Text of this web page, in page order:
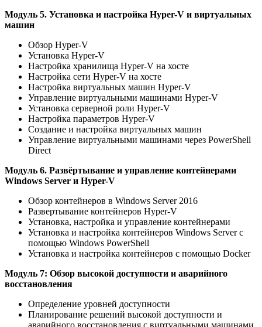
Модуль 5. Установка и настройка Hyper-V и виртуальных
машин
Обзор Hyper-V
Установка Hyper-V
Настройка хранилища Hyper-V на хосте
Настройка сети Hyper-V на хосте
Настройка виртуальных машин Hyper-V
Управление виртуальными машинами Hyper-V
Установка серверной роли Hyper-V
Настройка параметров Hyper-V
Создание и настройка виртуальных машин
Управление виртуальными машинами через PowerShell
Direct
Модуль 6. Развёртывание и управление контейнерами
Windows Server и Hyper-V
Обзор контейнеров в Windows Server 2016
Развертывание контейнеров Hyper-V
Установка, настройка и управление контейнерами
Установка и настройка контейнеров Windows Server с
помощью Windows PowerShell
Установка и настройка контейнеров с помощью Docker
Модуль 7: Обзор высокой доступности и аварийного
восстановления
Определение уровней доступности
Планирование решений высокой доступности и
аварийного восстановления с виртуальными машинами